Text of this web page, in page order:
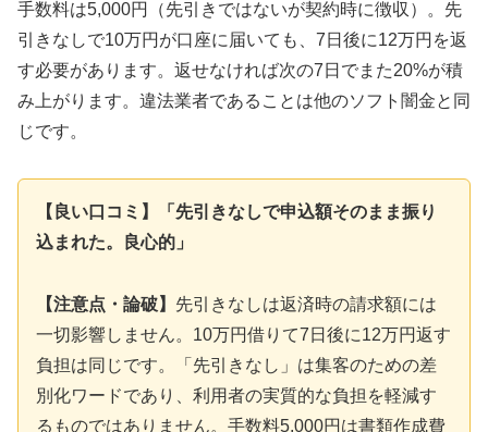
手数料は5,000円（先引きではないが契約時に徴収）。先
引きなしで10万円が口座に届いても、7日後に12万円を返
す必要があります。返せなければ次の7日でまた20%が積
み上がります。違法業者であることは他のソフト闇金と同
じです。
【良い口コミ】「先引きなしで申込額そのまま振り
込まれた。良心的」
【注意点・論破】 先引きなしは返済時の請求額には
一切影響しません。10万円借りて7日後に12万円返す
負担は同じです。「先引きなし」は集客のための差
別化ワードであり、利用者の実質的な負担を軽減す
るものではありません。手数料5,000円は書類作成費